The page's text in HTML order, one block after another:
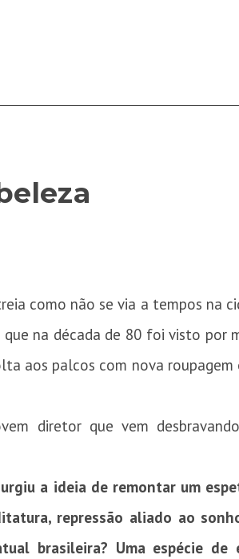
como não se via a tempos na
na década de 80 foi visto por
aos palcos com nova roupagem
diretor que vem
a ideia de remontar um
repressão aliado ao
brasileira? Uma espécie de